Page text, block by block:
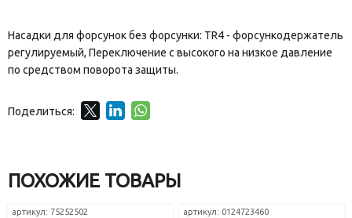
Насадки для форсунок без форсунки: TR4 - форсункодержатель
регулируемый, Переключение с высокого на низкое давление
по средством поворота защиты.
Поделиться:
ПОХОЖИЕ ТОВАРЫ
артикул: 75252502 артикул: 0124723460